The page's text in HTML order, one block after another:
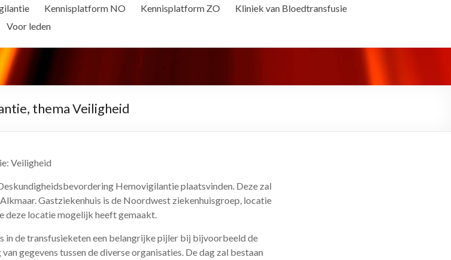
Kennisplatform NO Kennisplatform ZO
Kliniek van Bloedtransfusie
Voor leden
thema Veiligheid
Veiligheid
Hemovigilantie plaatsvinden. Deze zal
Gastziekenhuis is de Noordwest ziekenhuisgroep, locatie
deze locatie mogelijk heeft gemaakt.
in de transfusieketen een belangrijke pijler bij bijvoorbeeld de
gegevens tussen de diverse organisaties. De dag zal bestaan